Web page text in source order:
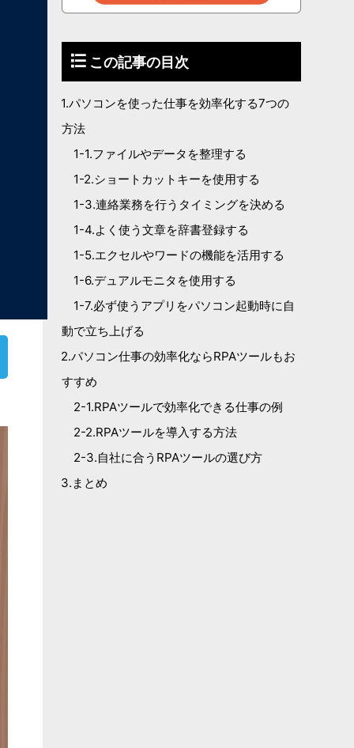
この記事の目次
1.パソコンを使った仕事を効率化する7つの
方法
1-1.ファイルやデータを整理する
1-2.ショートカットキーを使用する
1-3.連絡業務を行うタイミングを決める
1-4.よく使う文章を辞書登録する
1-5.エクセルやワードの機能を活用する
1-6.デュアルモニタを使用する
1-7.必ず使うアプリをパソコン起動時に自
動で立ち上げる
2.パソコン仕事の効率化ならRPAツールもお
すすめ
2-1.RPAツールで効率化できる仕事の例
2-2.RPAツールを導入する方法
2-3.自社に合うRPAツールの選び方
3.まとめ